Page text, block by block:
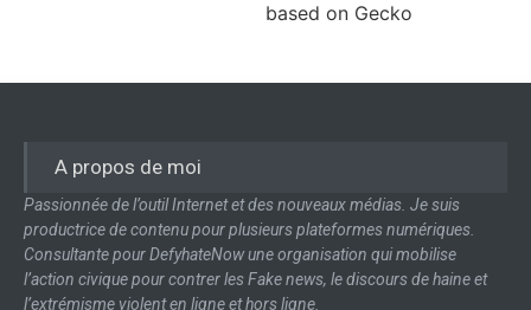
based on Gecko
A propos de moi
Passionnée de l’outil Internet et des nouveaux médias. Je suis
productrice de contenu pour plusieurs plateformes numériques.
Consultante pour DefyhateNow une organisation qui mobilise
l’action civique pour contrer les Fake news, le discours de haine et
l’extrémisme violent en ligne et hors ligne.